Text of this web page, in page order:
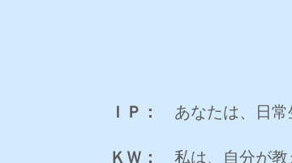
ＩＰ： あなたは、日常
ＫＷ：
私は、自分が教